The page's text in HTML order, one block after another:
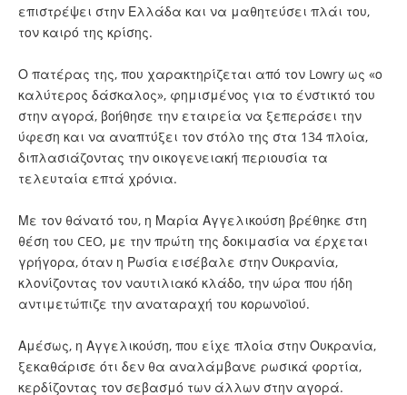
επιστρέψει στην Ελλάδα και να μαθητεύσει πλάι του,
τον καιρό της κρίσης.
Ο πατέρας της, που χαρακτηρίζεται από τον Lowry ως «ο
καλύτερος δάσκαλος», φημισμένος για το ένστικτό του
στην αγορά, βοήθησε την εταιρεία να ξεπεράσει την
ύφεση και να αναπτύξει τον στόλο της στα 134 πλοία,
διπλασιάζοντας την οικογενειακή περιουσία τα
τελευταία επτά χρόνια.
Με τον θάνατό του, η Μαρία Αγγελικούση βρέθηκε στη
θέση του CEO, με την πρώτη της δοκιμασία να έρχεται
γρήγορα, όταν η Ρωσία εισέβαλε στην Ουκρανία,
κλονίζοντας τον ναυτιλιακό κλάδο, την ώρα που ήδη
αντιμετώπιζε την αναταραχή του κορωνοϊού.
Αμέσως, η Αγγελικούση, που είχε πλοία στην Ουκρανία,
ξεκαθάρισε ότι δεν θα αναλάμβανε ρωσικά φορτία,
κερδίζοντας τον σεβασμό των άλλων στην αγορά.